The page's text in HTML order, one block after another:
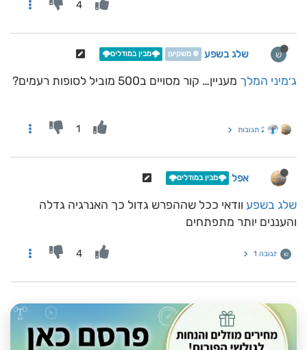
4
ש שלג בשפע ❄️ משקיען 🌩️מבין במודלים🌩️
ג׳מיני המלך מעניין… קור מסויים ב500 מוביל לסופות רעמים?
2 תגובות 1
אפל 🌩️מבין במודלים🌩️
שלג בשפע וודאי ככל שההפרש גדול כך האנרגיה גדלה
והעננים יותר מתפתחים
ש תגובה 1 4